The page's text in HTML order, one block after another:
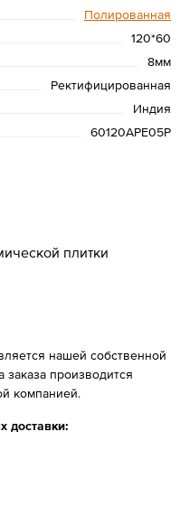
Полированная
120*60
8мм
Ректифицированная
Индия
60120APE05P
плитки
нашей собственной
производится
компанией.
доставки: